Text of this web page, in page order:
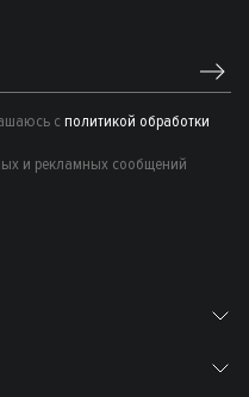
с политикой обработки
и рекламных сообщений